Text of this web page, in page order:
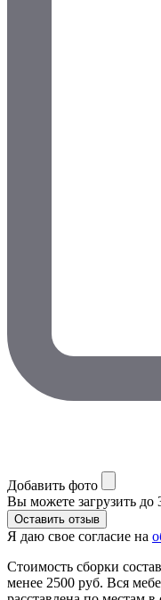
Добавить фото
Вы можете загрузить до
Я даю свое согласие на
Стоимость сборки
менее 2500 руб. Вся